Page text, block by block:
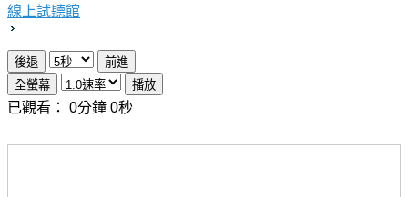
線上試聽館
已觀看： 0分鐘 0秒